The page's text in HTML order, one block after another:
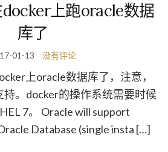
上跑oracle数据
库了
01-13 没有评论
上oracle数据库了，注意，
持。docker的操作系统需要时候
7。 Oracle will support
Database (single insta […]